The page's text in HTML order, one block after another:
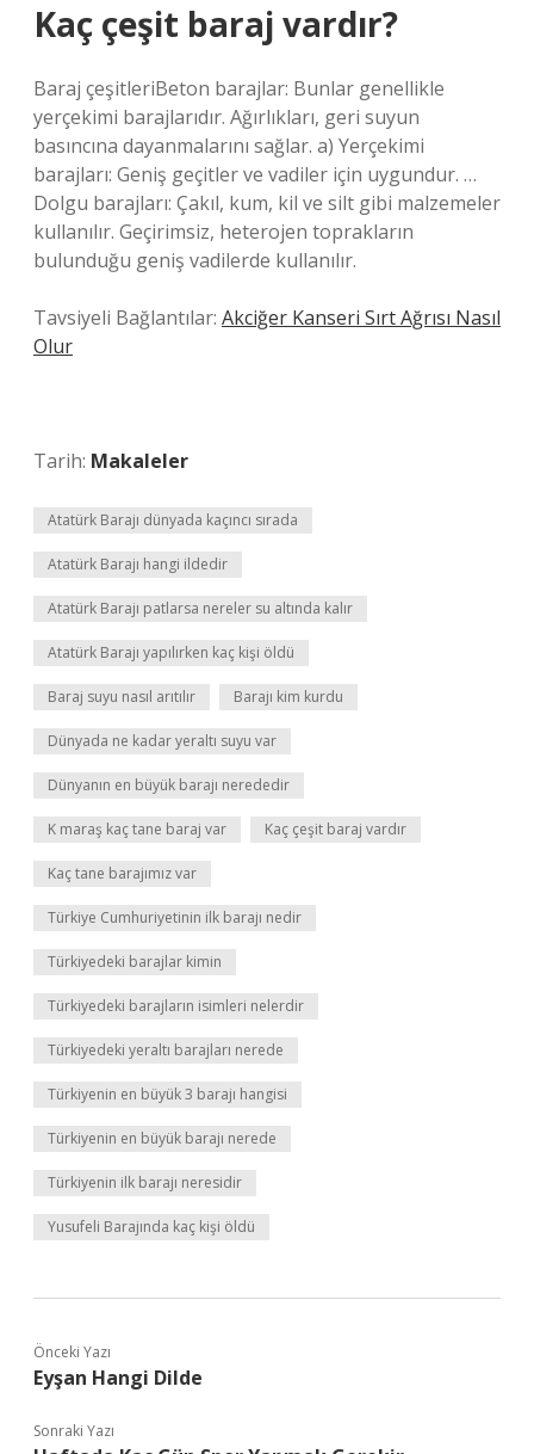
Kaç çeşit baraj vardır?
Baraj çeşitleriBeton barajlar: Bunlar genellikle
yerçekimi barajlarıdır. Ağırlıkları, geri suyun
basıncına dayanmalarını sağlar. a) Yerçekimi
barajları: Geniş geçitler ve vadiler için uygundur. …
Dolgu barajları: Çakıl, kum, kil ve silt gibi malzemeler
kullanılır. Geçirimsiz, heterojen toprakların
bulunduğu geniş vadilerde kullanılır.
Tavsiyeli Bağlantılar: Akciğer Kanseri Sırt Ağrısı Nasıl
Olur
Tarih: Makaleler
Atatürk Barajı dünyada kaçıncı sırada
Atatürk Barajı hangi ildedir
Atatürk Barajı patlarsa nereler su altında kalır
Atatürk Barajı yapılırken kaç kişi öldü
Baraj suyu nasıl arıtılır Barajı kim kurdu
Dünyada ne kadar yeraltı suyu var
Dünyanın en büyük barajı nerededir
K maraş kaç tane baraj var Kaç çeşit baraj vardır
Kaç tane barajımız var
Türkiye Cumhuriyetinin ilk barajı nedir
Türkiyedeki barajlar kimin
Türkiyedeki barajların isimleri nelerdir
Türkiyedeki yeraltı barajları nerede
Türkiyenin en büyük 3 barajı hangisi
Türkiyenin en büyük barajı nerede
Türkiyenin ilk barajı neresidir
Yusufeli Barajında kaç kişi öldü
Önceki Yazı
Eyşan Hangi Dilde
Sonraki Yazı